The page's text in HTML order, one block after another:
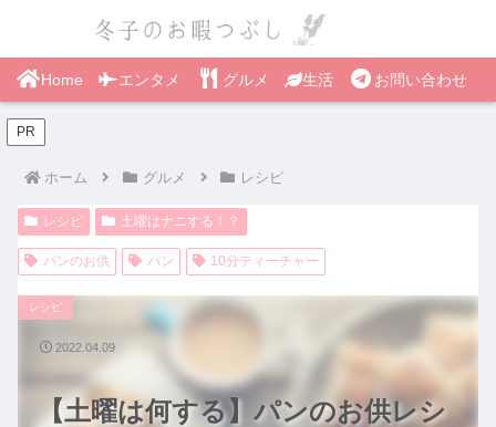
Home エンタメ グルメ 生活 お問い合わせ
PR
ホーム グルメ レシピ
レシピ 土曜はナニする！？
パンのお供 パン 10分ティーチャー
【土曜は何する】パンのお供レシ
レシピ
2022.04.09